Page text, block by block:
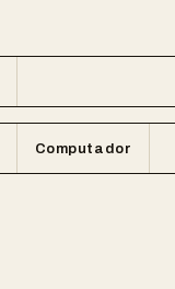
Computador